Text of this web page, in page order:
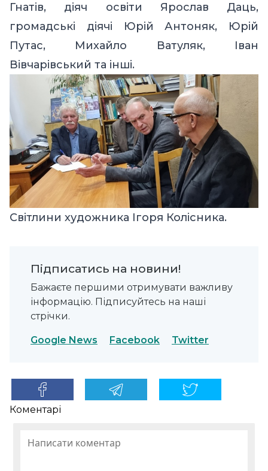
Гнатів, діяч освіти Ярослав Даць,
громадські діячі Юрій Антоняк, Юрій
Путас, Михайло Ватуляк, Іван
Вівчарівський та інші.
Світлини художника Ігоря Колісника.
Підписатись на новини!
Бажаєте першими отримувати важливу
інформацію. Підписуйтесь на наші
стрічки.
Google News Facebook Twitter
Коментарі